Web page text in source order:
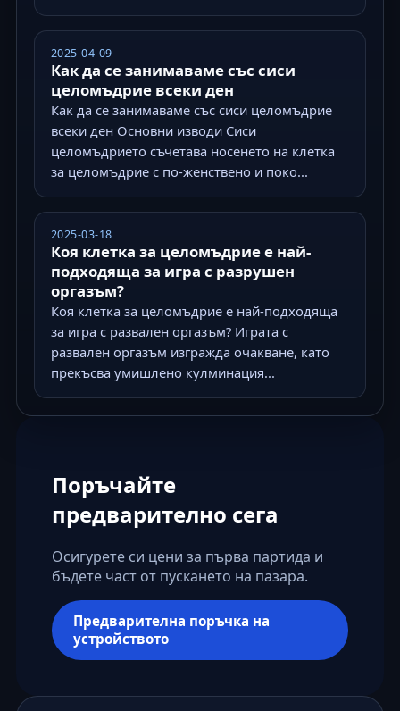
2025-04-09
Как да се занимаваме със сиси
целомъдрие всеки ден
Как да се занимаваме със сиси целомъдрие
всеки ден Основни изводи Сиси
целомъдрието съчетава носенето на клетка
за целомъдрие с по-женствено и поко...
2025-03-18
Коя клетка за целомъдрие е най-
подходяща за игра с разрушен
оргазъм?
Коя клетка за целомъдрие е най-подходяща
за игра с развален оргазъм? Играта с
развален оргазъм изгражда очакване, като
прекъсва умишлено кулминация...
Поръчайте
предварително сега
Осигурете си цени за първа партида и
бъдете част от пускането на пазара.
Предварителна поръчка на
устройството